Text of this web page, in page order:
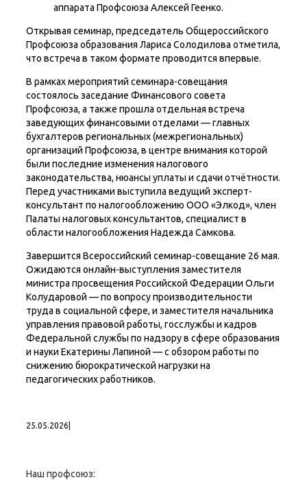
аппарата Профсоюза Алексей Геенко.
Открывая семинар, председатель Общероссийского
Профсоюза образования Лариса Солодилова отметила,
что встреча в таком формате проводится впервые.
В рамках мероприятий семинара-совещания
состоялось заседание Финансового совета
Профсоюза, а также прошла отдельная встреча
заведующих финансовыми отделами — главных
бухгалтеров региональных (межрегиональных)
организаций Профсоюза, в центре внимания которой
были последние изменения налогового
законодательства, нюансы уплаты и сдачи отчётности.
Перед участниками выступила ведущий эксперт-
консультант по налогообложению ООО «Элкод», член
Палаты налоговых консультантов, специалист в
области налогообложения Надежда Самкова.
Завершится Всероссийский семинар-совещание 26 мая.
Ожидаются онлайн-выступления заместителя
министра просвещения Российской Федерации Ольги
Колударовой — по вопросу производительности
труда в социальной сфере, и заместителя начальника
управления правовой работы, госслужбы и кадров
Федеральной службы по надзору в сфере образования
и науки Екатерины Лапиной — с обзором работы по
снижению бюрократической нагрузки на
педагогических работников.
25.05.2026
Наш профсоюз: